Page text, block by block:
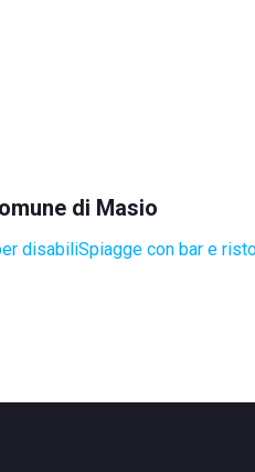
di Masio
disabiliSpiagge con bar e